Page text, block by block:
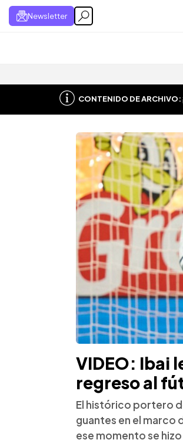
Newsletter
CONTENIDO DE ARCHIVO:
VIDEO: Ibai
regreso al
El histórico portero
guantes en el marco
ese momento se hizo